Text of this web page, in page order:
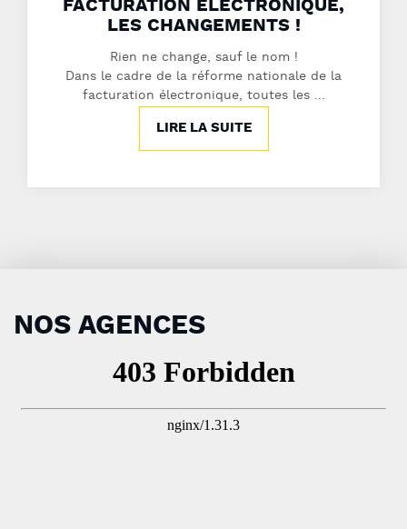
FACTURATION ÉLECTRONIQUE,
LES CHANGEMENTS !
Rien ne change, sauf le nom !
Dans le cadre de la réforme nationale de la
facturation électronique, toutes les ...
LIRE LA SUITE
NOS AGENCES